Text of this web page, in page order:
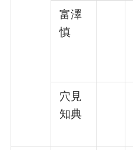
富澤
慎
⽳⾒
知典